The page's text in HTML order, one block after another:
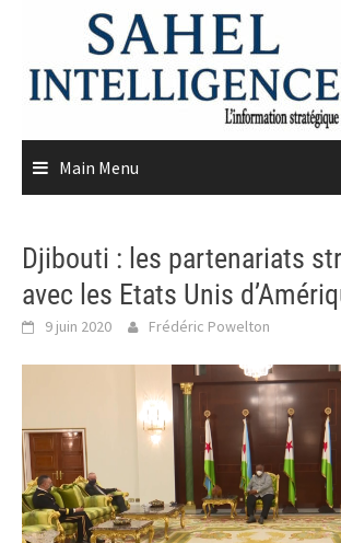
content
Main Menu
Djibouti : les partenariats
avec les Etats Unis
9 juin 2020 Frédéric Powelton